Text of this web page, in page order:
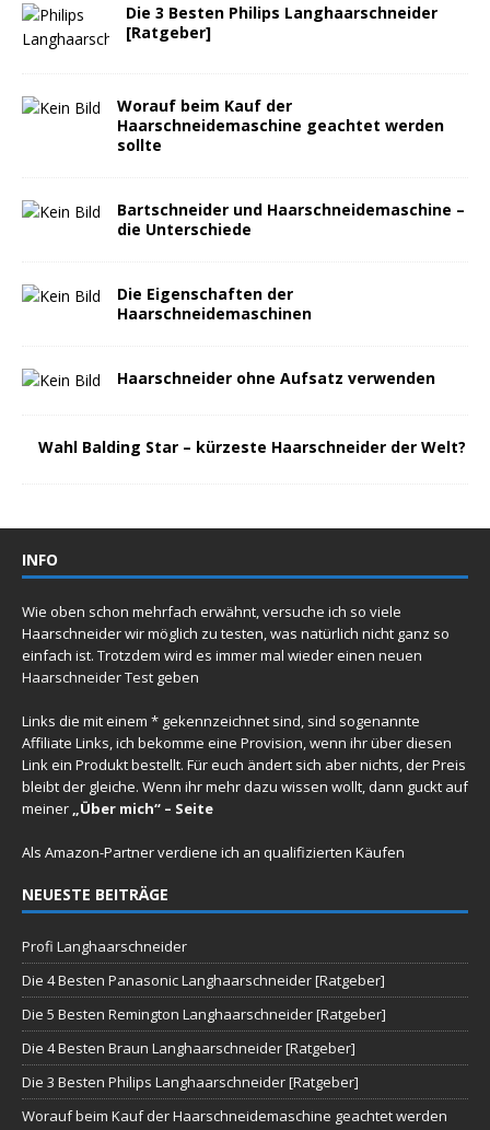
Die 3 Besten Philips Langhaarschneider
[Ratgeber]
Worauf beim Kauf der
Haarschneidemaschine geachtet werden
sollte
Bartschneider und Haarschneidemaschine –
die Unterschiede
Die Eigenschaften der
Haarschneidemaschinen
Haarschneider ohne Aufsatz verwenden
Wahl Balding Star – kürzeste Haarschneider der Welt?
INFO
Wie oben schon mehrfach erwähnt, versuche ich so viele
Haarschneider wir möglich zu testen, was natürlich nicht ganz so
einfach ist. Trotzdem wird es immer mal wieder einen neuen
Haarschneider Test geben
Links die mit einem * gekennzeichnet sind, sind sogenannte
Affiliate Links, ich bekomme eine Provision, wenn ihr über diesen
Link ein Produkt bestellt. Für euch ändert sich aber nichts, der Preis
bleibt der gleiche. Wenn ihr mehr dazu wissen wollt, dann guckt auf
meiner „Über mich“ – Seite
Als Amazon-Partner verdiene ich an qualifizierten Käufen
NEUESTE BEITRÄGE
Profi Langhaarschneider
Die 4 Besten Panasonic Langhaarschneider [Ratgeber]
Die 5 Besten Remington Langhaarschneider [Ratgeber]
Die 4 Besten Braun Langhaarschneider [Ratgeber]
Die 3 Besten Philips Langhaarschneider [Ratgeber]
Worauf beim Kauf der Haarschneidemaschine geachtet werden